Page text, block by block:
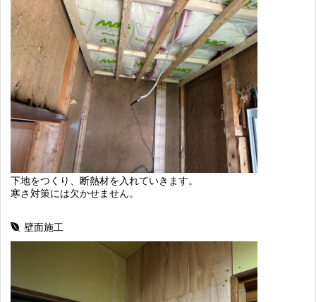
下地をつくり、断熱材を入れていきます。
寒さ対策には欠かせません。
壁面施工